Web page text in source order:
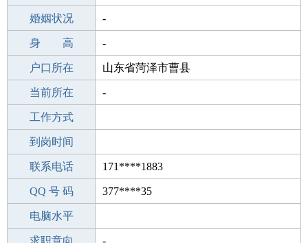
出生年月 1977-01-11
婚姻状况 -
学 历 初中
身 高 -
毕业学校 莆田新度初级中学
户口所在 山东省菏泽市曹县
所学专业 -
当前所在 -
工作经验
工作方式
驾 照
到岗时间
期望月薪
联系电话 171****1883
手机号码 171****1883
QQ 号 码 377****35
微信号码
电脑水平
外语水平
求职意向 -